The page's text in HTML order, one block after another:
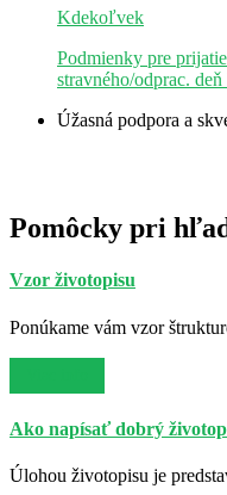
Kdekoľvek
Podmienky pre
stravného/odprac.
Úžasná podpora a
Pomôcky pri
Vzor životopisu
Ponúkame vám vzor
Ako napísať dobrý
Úlohou životopisu je